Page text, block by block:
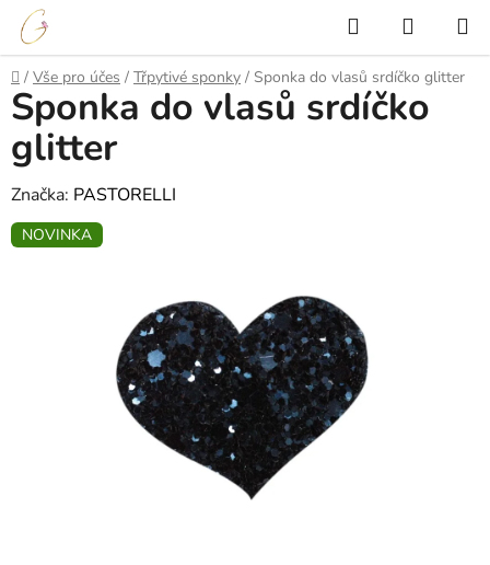
Přejít
obsah
Hledat
KOŠÍK
Domů
/ Vše pro účes / Třpytivé sponky / Sponka do vlasů srdíčko glitter
Sponka do vlasů srdíčko
glitter
Značka: PASTORELLI
NOVINKA